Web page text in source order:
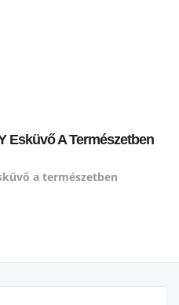
Esküvő A Természetben
a természetben